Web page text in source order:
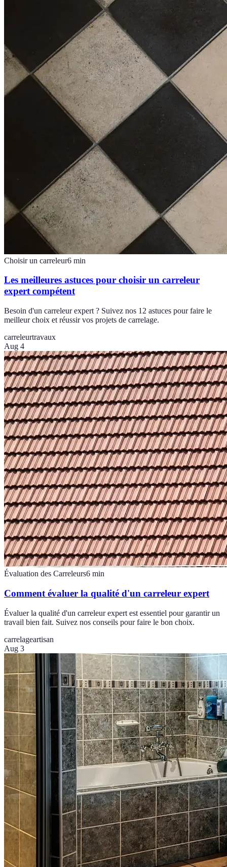
Choisir un carreleur6 min
Les meilleures astuces pour choisir un carreleur
expert compétent
Besoin d'un carreleur expert ? Suivez nos 12 astuces pour faire le
meilleur choix et réussir vos projets de carrelage.
carreleurtravaux
Aug 4
Évaluation des Carreleurs6 min
Comment évaluer la qualité d'un carreleur expert
Évaluer la qualité d'un carreleur expert est essentiel pour garantir un
travail bien fait. Suivez nos conseils pour faire le bon choix.
carrelageartisan
Aug 3